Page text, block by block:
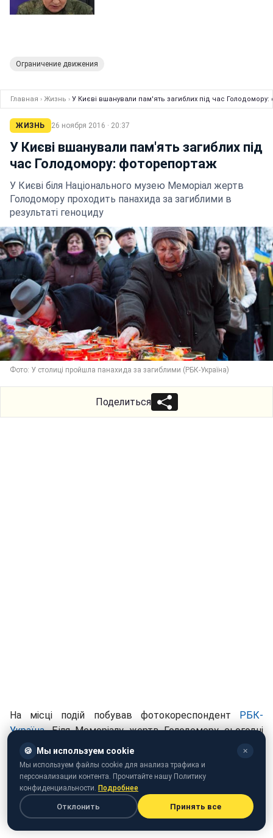
Ограничение движения
Главная › Жизнь › У Києві вшанували пам'ять загиблих під час
ЖИЗНЬ 26 ноября 2016 · 20:37
У Києві вшанували пам'ять загиблих під
час Голодомору: фоторепортаж
У Києві біля Національного музею Меморіал жертв
Голодомору проходить панахида за загиблими в
результаті геноциду
Фото: У столиці пройшла панахида за загиблими (РБК-Україна)
Поделиться
На місці подій побував фотокореспондент
РБК-
Україна. Біля Меморіалу жертв Голодомору сьогодні
зібралися представники різних релігійних конфесій.
Петро Порошенко підкреслив, що Голодомор в
масштабах геноциду був націлений на знищення
усіляких можливостей для національного
самовизначення України.
🍪 Мы используем cookie ✕
Мы используем файлы cookie для анализа трафика и
персонализации контента. Прочитайте нашу Политику
конфиденциальности. Подробнее
Отклонить Принять все